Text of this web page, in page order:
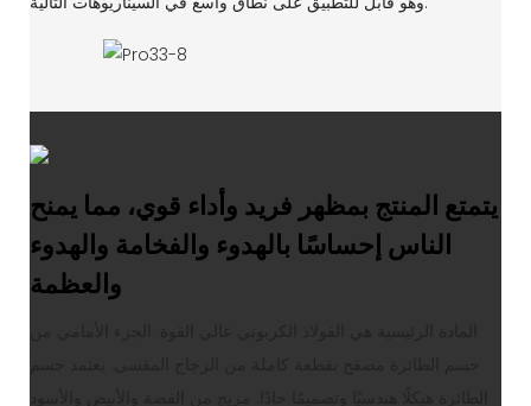
يتمتع المنتج بمظهر فريد وأداء قوي، مما يمنح
الناس إحساسًا بالهدوء والفخامة والهدوء
والعظمة